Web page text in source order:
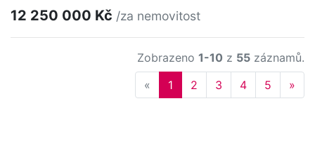
12 250 000 Kč /za nemovitost
Zobrazeno 1-10 z 55 záznamů.
« Previous
1 2 3 4 5 »